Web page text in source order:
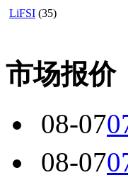
LiFSI (35)
市场报价
08-07
08-07